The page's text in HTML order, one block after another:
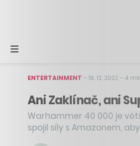
ENTERTAINMENT –16. 12. 2022 – 4
Ani Zaklínač, ani
Warhammer 40 000 je
spojil síly s Amazonem,